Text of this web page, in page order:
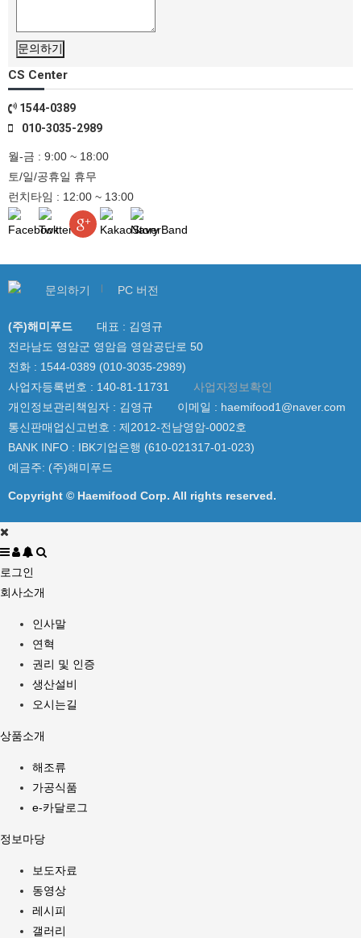
문의하기
CS Center
1544-0389
010-3035-2989
월-금 : 9:00 ~ 18:00
토/일/공휴일 휴무
런치타임 : 12:00 ~ 13:00
문의하기 PC 버전
(주)해미푸드
대표 : 김영규
전라남도 영암군 영암읍 영암공단로 50
전화 : 1544-0389 (010-3035-2989)
사업자등록번호 : 140-81-11731
사업자정보확인
개인정보관리책임자 : 김영규
이메일 : haemifood1@naver.com
통신판매업신고번호 : 제2012-전남영암-0002호
BANK INFO : IBK기업은행 (610-021317-01-023)
예금주: (주)해미푸드
Copyright ©️ Haemifood Corp. All rights reserved.
로그인
회사소개
인사말
연혁
권리 및 인증
생산설비
오시는길
상품소개
해조류
가공식품
e-카달로그
정보마당
보도자료
동영상
레시피
갤러리